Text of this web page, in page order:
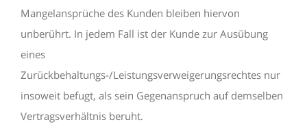
Mangelansprüche des Kunden bleiben hiervon
unberührt. In jedem Fall ist der Kunde zur Ausübung
eines
Zurückbehaltungs-/Leistungsverweigerungsrechtes nur
insoweit befugt, als sein Gegenanspruch auf demselben
Vertragsverhältnis beruht.